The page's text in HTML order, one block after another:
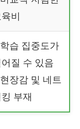
육비
습 집중도가
질 수 있음
장감 및 네트
부재